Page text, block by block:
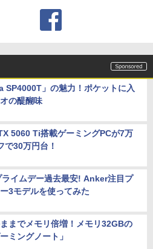
SP4000T」の魅力！ポケットに入
の醍醐味
5060 Ti搭載ゲーミングPCが7万
で30万円台！
イムデー過去最安! Anker注目プ
3モデルを使ってみた
までメモリ倍増！メモリ32GBの
ミングノート」